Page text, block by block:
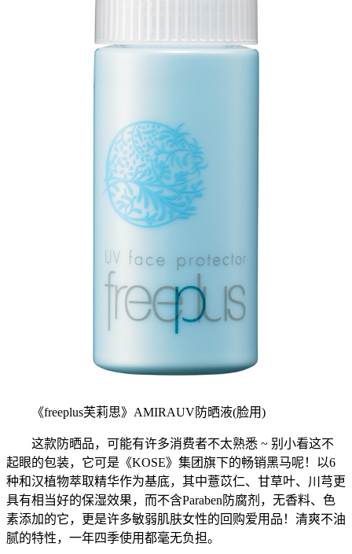
《freeplus芙莉思》AMIRAUV防晒液(脸用)
这款防晒品，可能有许多消费者不太熟悉 ~ 别小看这不
起眼的包装，它可是《KOSE》集团旗下的畅销黑马呢！以6
种和汉植物萃取精华作为基底，其中薏苡仁、甘草叶、川芎更
具有相当好的保湿效果，而不含Paraben防腐剂，无香料、色
素添加的它，更是许多敏弱肌肤女性的回购爱用品！清爽不油
腻的特性，一年四季使用都毫无负担。